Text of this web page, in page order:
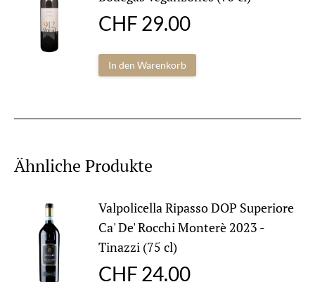
CHF 29.00
In den Warenkorb
Ähnliche Produkte
Valpolicella Ripasso DOP Superiore
Ca' De' Rocchi Monterè 2023 -
Tinazzi (75 cl)
CHF 24.00